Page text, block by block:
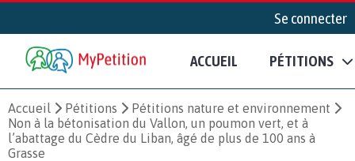
Se connecter
ACCUEIL PÉTITIONS
Accueil Pétitions
Pétitions nature et environnement
Non à la bétonisation du Vallon, un poumon vert, et à
l’abattage du Cèdre du Liban, âgé de plus de 100 ans à
Grasse